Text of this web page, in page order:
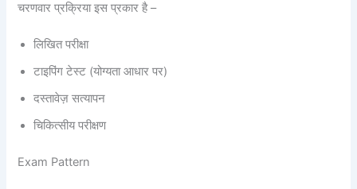
चरणवार प्रक्रिया इस प्रकार है –
लिखित परीक्षा
टाइपिंग टेस्ट (योग्यता आधार पर)
दस्तावेज़ सत्यापन
चिकित्सीय परीक्षण
Exam Pattern